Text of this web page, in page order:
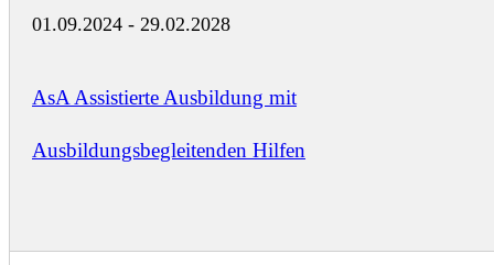
01.09.2024 - 29.02.2028
AsA Assistierte Ausbildung mit
Ausbildungsbegleitenden Hilfen